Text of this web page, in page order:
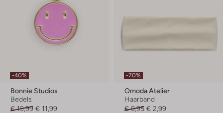
-40%
Bonnie Studios
Bedels
€ 19,99 € 11,99
-70%
Omoda Atelier
Haarband
€ 9,95 € 2,99